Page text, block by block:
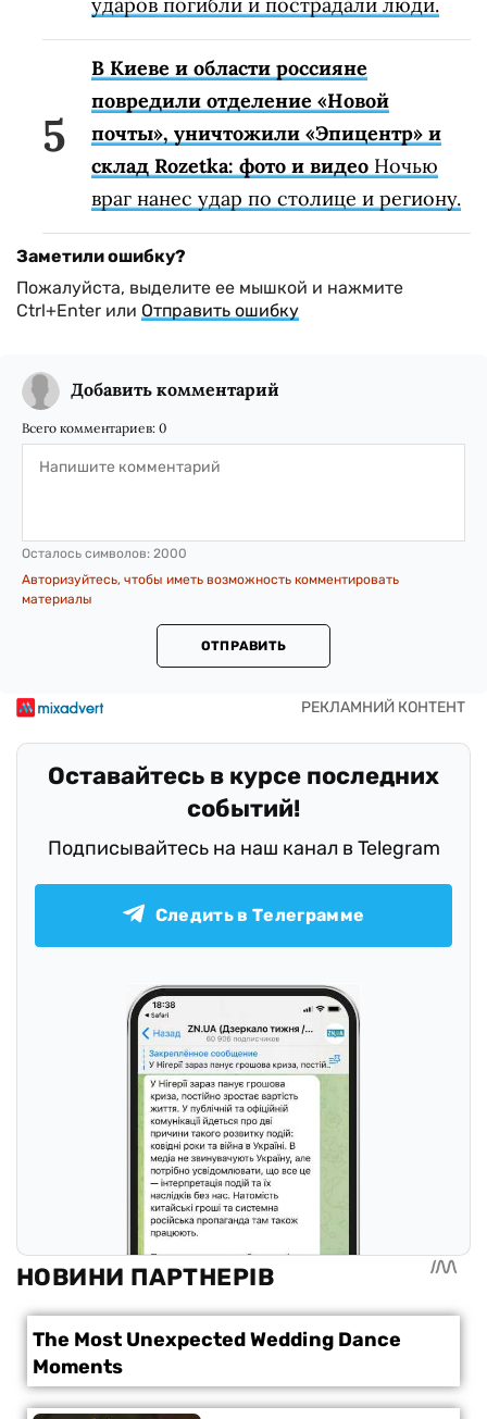
В Киеве и области россияне
повредили отделение «Новой
почты», уничтожили «Эпицентр» и
склад Rozetka: фото и видео Ночью
враг нанес удар по столице и региону.
Заметили ошибку?
Пожалуйста, выделите ее мышкой и нажмите
Ctrl+Enter или Отправить ошибку
Добавить комментарий
Всего комментариев: 0
Осталось символов: 2000
Авторизуйтесь, чтобы иметь возможность комментировать
материалы
ОТПРАВИТЬ
Оставайтесь в курсе последних
событий!
Подписывайтесь на наш канал в Telegram
Следить в Телеграмме